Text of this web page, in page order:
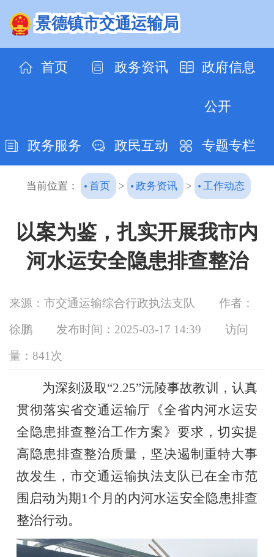
景德镇市交通运输局
首页 政务资讯 政府信息
公开
政务服务 政民互动 专题专栏
当前位置： 首页 > 政务资讯 > 工作动态
以案为鉴，扎实开展我市内
河水运安全隐患排查整治
来源：市交通运输综合行政执法支队 作者：
徐鹏 发布时间：2025-03-17 14:39 访问
量： 841次
为深刻汲取“2.25”沅陵事故教训，认真
贯彻落实省交通运输厅《全省内河水运安
全隐患排查整治工作方案》要求，切实提
高隐患排查整治质量，坚决遏制重特大事
故发生，市交通运输执法支队已在全市范
围启动为期1个月的内河水运安全隐患排查
整治行动。